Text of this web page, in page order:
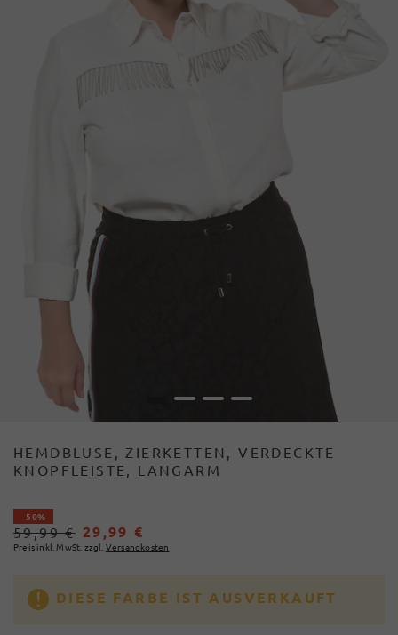
2 3 4
HEMDBLUSE, ZIERKETTEN, VERDECKTE
KNOPFLEISTE, LANGARM
- 50%
59,99 € 29,99 €
Preis inkl. MwSt. zzgl. Versandkosten
DIESE FARBE IST AUSVERKAUFT